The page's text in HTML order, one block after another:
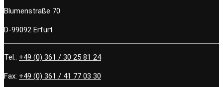
Blumenstraße 70
D-99092 Erfurt
Tel.: +49 (0) 361 / 30 25 81 24
Fax: +49 (0) 361 / 41 77 03 30